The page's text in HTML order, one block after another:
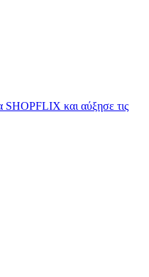
SHOPFLIX και αύξησε τις